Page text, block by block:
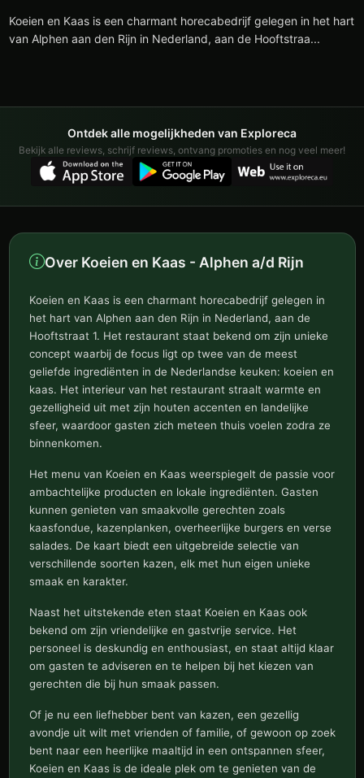
Koeien en Kaas is een charmant horecabedrijf gelegen in het hart
van Alphen aan den Rijn in Nederland, aan de Hooftstraa...
Ontdek alle mogelijkheden van Exploreca
Bekijk alle reviews, schrijf reviews, ontvang promoties en nog veel meer!
Over Koeien en Kaas - Alphen a/d Rijn
Koeien en Kaas is een charmant horecabedrijf gelegen in
het hart van Alphen aan den Rijn in Nederland, aan de
Hooftstraat 1. Het restaurant staat bekend om zijn unieke
concept waarbij de focus ligt op twee van de meest
geliefde ingrediënten in de Nederlandse keuken: koeien en
kaas. Het interieur van het restaurant straalt warmte en
gezelligheid uit met zijn houten accenten en landelijke
sfeer, waardoor gasten zich meteen thuis voelen zodra ze
binnenkomen.
Het menu van Koeien en Kaas weerspiegelt de passie voor
ambachtelijke producten en lokale ingrediënten. Gasten
kunnen genieten van smaakvolle gerechten zoals
kaasfondue, kazenplanken, overheerlijke burgers en verse
salades. De kaart biedt een uitgebreide selectie van
verschillende soorten kazen, elk met hun eigen unieke
smaak en karakter.
Naast het uitstekende eten staat Koeien en Kaas ook
bekend om zijn vriendelijke en gastvrije service. Het
personeel is deskundig en enthousiast, en staat altijd klaar
om gasten te adviseren en te helpen bij het kiezen van
gerechten die bij hun smaak passen.
Of je nu een liefhebber bent van kazen, een gezellig
avondje uit wilt met vrienden of familie, of gewoon op zoek
bent naar een heerlijke maaltijd in een ontspannen sfeer,
Koeien en Kaas is de ideale plek om te genieten van de